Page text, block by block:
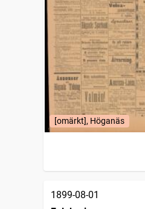
[omärkt], Höganäs
1899-08-01